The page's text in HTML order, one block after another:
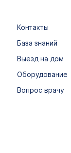
Контакты
База знаний
Выезд на дом
Оборудование
Вопрос врачу